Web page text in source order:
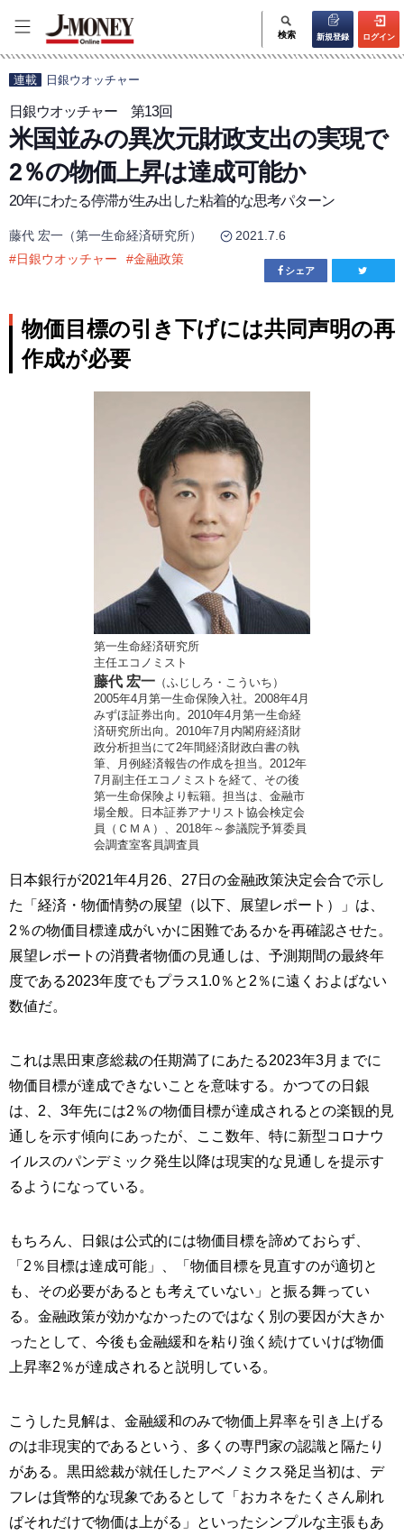
検索 新規登録 ログイン
連載 日銀ウオッチャー
日銀ウオッチャー 第13回
米国並みの異次元財政支出の実現で
2％の物価上昇は達成可能か
20年にわたる停滞が生み出した粘着的な思考パターン
藤代 宏一（第一生命経済研究所）
2021.7.6
#日銀ウオッチャー #金融政策
シェア
物価目標の引き下げには共同声明の再
作成が必要
第一生命経済研究所
主任エコノミスト
藤代 宏一 （ふじしろ・こういち）
2005年4月第一生命保険入社。2008年4月
みずほ証券出向。2010年4月第一生命経
済研究所出向。2010年7月内閣府経済財
政分析担当にて2年間経済財政白書の執
筆、月例経済報告の作成を担当。2012年
7月副主任エコノミストを経て、その後
第一生命保険より転籍。担当は、金融市
場全般。日本証券アナリスト協会検定会
員（ＣＭＡ）、2018年～参議院予算委員
会調査室客員調査員
日本銀行が2021年4月26、27日の金融政策決定会合で示し
た「経済・物価情勢の展望（以下、展望レポート）」は、
2％の物価目標達成がいかに困難であるかを再確認させた。
展望レポートの消費者物価の見通しは、予測期間の最終年
度である2023年度でもプラス1.0％と2％に遠くおよばない
数値だ。
これは黒田東彦総裁の任期満了にあたる2023年3月までに
物価目標が達成できないことを意味する。かつての日銀
は、2、3年先には2％の物価目標が達成されるとの楽観的見
通しを示す傾向にあったが、ここ数年、特に新型コロナウ
イルスのパンデミック発生以降は現実的な見通しを提示す
るようになっている。
もちろん、日銀は公式的には物価目標を諦めておらず、
「2％目標は達成可能」、「物価目標を見直すのが適切と
も、その必要があるとも考えていない」と振る舞ってい
る。金融政策が効かなかったのではなく別の要因が大きか
ったとして、今後も金融緩和を粘り強く続けていけば物価
上昇率2％が達成されると説明している。
こうした見解は、金融緩和のみで物価上昇率を引き上げる
のは非現実的であるという、多くの専門家の認識と隔たり
がある。黒田総裁が就任したアベノミクス発足当初は、デ
フレは貨幣的な現象であるとして「おカネをたくさん刷れ
ばそれだけで物価は上がる」といったシンプルな主張もあ